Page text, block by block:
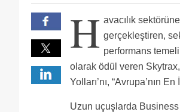
SABIRSIZLIKLA
KUTLARIM.AVRUPADA
3 DE 3 YAPTIK HAMDİ
MÜDÜRLERE
Buda mı gol değil :))
Yazıklar olsun,
para diye koşa koşa
bir teşekkür e-maili
buldular mı kapı
personeli olup, ekip
kutup ayısı
gün gelir hesap döner!
alinan odul
hesapliyor, yani
ayrica tum flying
vb gibi kabin
insertlerde daha
yaratir.saygilarimla.
Evet Hamdi bey
Helal olsun size Yola
Evet şefler çok
topluyorlar, uçan
neye göre belli
H avacılık
gerçekleştiren,
performans
olarak ödül veren
Yolları’nı, “Avrupa’nın
Uzun uçuşlarda Business